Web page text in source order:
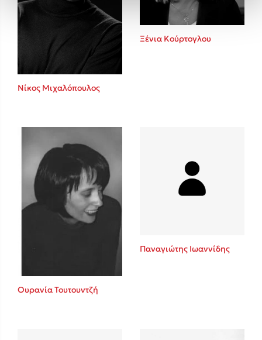
Νίκος Μιχαλόπουλος
Ξένια Κούρτογλου
Ουρανία Τουτουντζή
Παναγιώτης Ιωαννίδης